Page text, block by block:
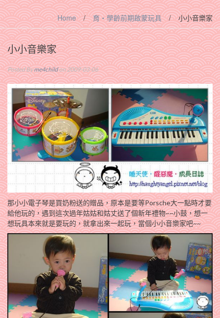
Home / 育‧學齡前期啟蒙玩具 / 小小音樂家
小小音樂家
Posted Byme4childon 2009-03-06
那小小電子琴是買奶粉送的贈品，原本是要等Porsche大一點時才要
給他玩的，遇到這次過年姑姑和姑丈送了個新年禮物~~小鼓，想一
想玩具本來就是要玩的，就拿出來一起玩，當個小小音樂家吧~~